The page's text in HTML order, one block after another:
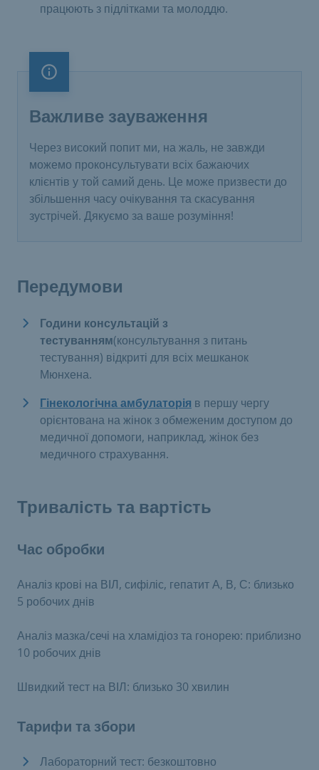
працюють з підлітками та молоддю.
Важливе зауваження
Важливе зауваження
Через високий попит ми, на жаль, не завжди
можемо проконсультувати всіх бажаючих
клієнтів у той самий день. Це може призвести до
збільшення часу очікування та скасування
зустрічей. Дякуємо за ваше розуміння!
Передумови
Години консультацій з
тестуванням(консультування з питань
тестування) відкриті для всіх мешканок
Мюнхена.
Гінекологічна амбулаторія в першу чергу
орієнтована на жінок з обмеженим доступом до
медичної допомоги, наприклад, жінок без
медичного страхування.
Тривалість та вартість
Час обробки
Аналіз крові на ВІЛ, сифіліс, гепатит А, В, С: близько
5 робочих днів
Аналіз мазка/сечі на хламідіоз та гонорею: приблизно
10 робочих днів
Швидкий тест на ВІЛ: близько 30 хвилин
Тарифи та збори
Лабораторний тест: безкоштовно